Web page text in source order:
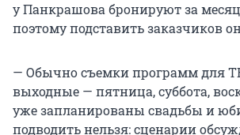
у Панкрашова бронируют за
поэтому подставить заказчиков
— Обычно съемки программ для
выходные — пятница, суббота,
уже запланированы свадьбы и
подводить нельзя: сценарии